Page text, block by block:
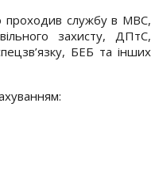
проходив службу в МВС,
захисту, ДПтС,
БЕБ та інших